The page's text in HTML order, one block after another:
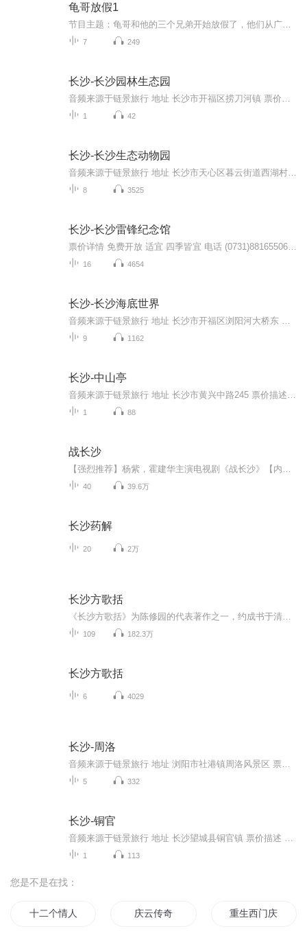
龟哥放假1
7 249
长沙-长沙园林生态园
1 42
长沙-长沙生态动物园
8 3525
长沙-长沙雷锋纪念馆
16 4654
长沙-长沙海底世界
9 1162
长沙-中山亭
1 88
战长沙
40 39.6万
长沙药解
20 2万
长沙方歌括
109 182.3万
长沙方歌括
6 4029
长沙-周洛
5 332
长沙-铜官
1 113
您是不是在找：
十二个情人节 庆云传奇 重生西门庆